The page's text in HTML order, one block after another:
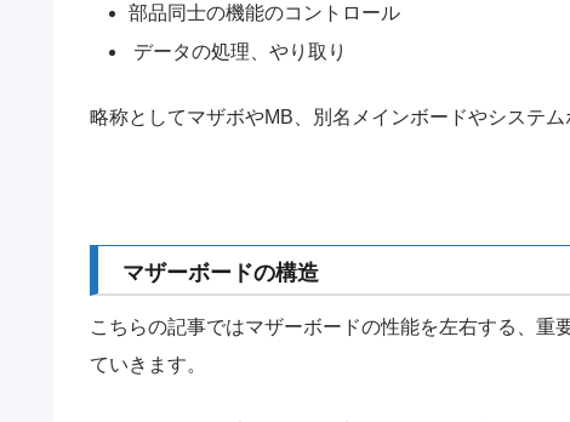
部品同士の機能のコントロール
データの処理、やり取り
略称としてマザボやMB、別名メインボードやシステム
マザーボードの構造
こちらの記事ではマザーボードの性能を左右する、
ていきます。